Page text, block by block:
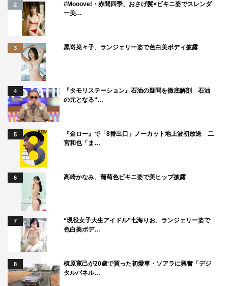
2
#Mooove!・赤間四季、おさげ髪×ビキニ姿でスレンダ
ー美…
3 黒嵜菜々子、ランジェリー姿で色白美ボディ披露
4
『タモリステーション』石油の疑問を徹底解剖 石油
の元となる“…
5
『金ロー』で「8番出口」ノーカット地上波初放送 二
宮和也「ま…
6 高崎かなみ、葡萄色ビキニ姿で美ヒップ披露
7
“現役女子大生アイドル”七海りお、ランジェリー姿で
色白美ボデ…
8
槙原寛己が20歳で買った初愛車・ソアラに興奮「デジ
タルパネル…